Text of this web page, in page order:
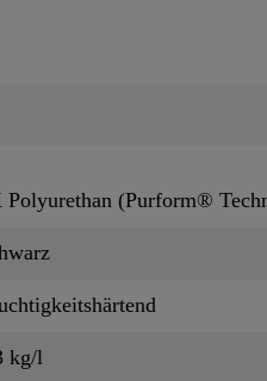
Polyurethan (Purform®
kg/l